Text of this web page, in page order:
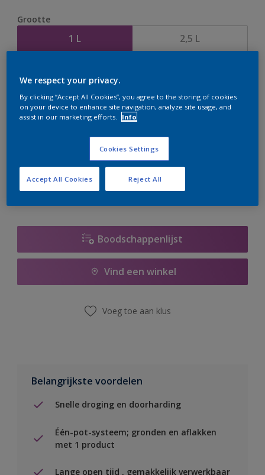
Grootte
1 L 2,5 L
Bereken
Op dit moment is het niet mogelijk dit product online
te bestellen. Houd de website in de gaten, we werken
er hard aan om de voorraad aan te vullen.
Boodschappenlijst
Vind een winkel
Voeg toe aan klus
Belangrijkste voordelen
Snelle droging en doorharding
Één-pot-systeem; gronden en aflakken
met 1 product
Lange open tijd , gemakkelijk verwerkbaar
We respect your privacy.
By clicking “Accept All Cookies”, you agree to the storing of cookies
on your device to enhance site navigation, analyze site usage, and
assist in our marketing efforts.
Info
Cookies Settings
Reject All
Accept All Cookies